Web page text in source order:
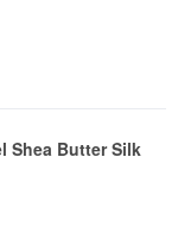
Shea Butter Silk